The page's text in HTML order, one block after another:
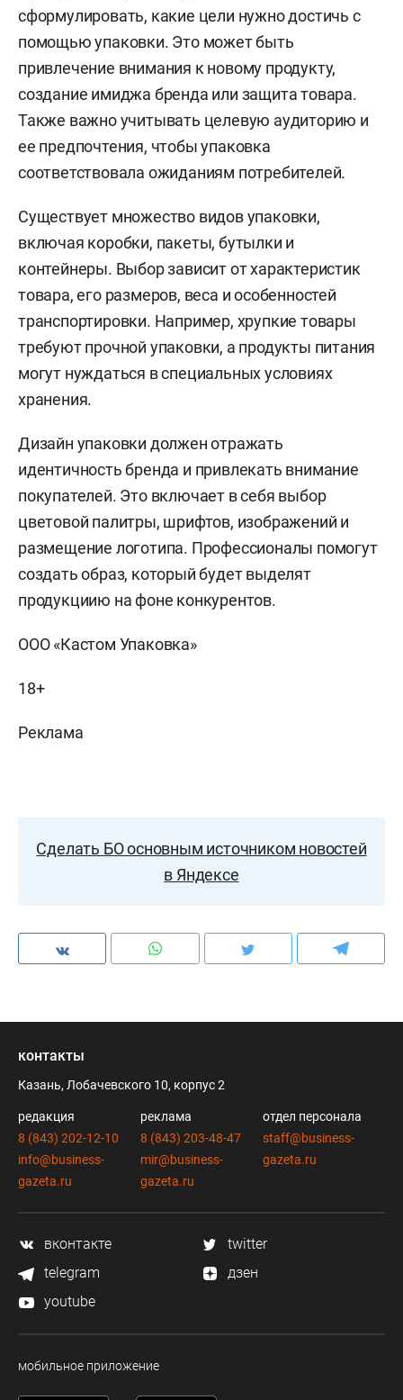
сформулировать, какие цели нужно достичь с
помощью упаковки. Это может быть
привлечение внимания к новому продукту,
создание имиджа бренда или защита товара.
Также важно учитывать целевую аудиторию и
ее предпочтения, чтобы упаковка
соответствовала ожиданиям потребителей.
Существует множество видов упаковки,
включая коробки, пакеты, бутылки и
контейнеры. Выбор зависит от характеристик
товара, его размеров, веса и особенностей
транспортировки. Например, хрупкие товары
требуют прочной упаковки, а продукты питания
могут нуждаться в специальных условиях
хранения.
Дизайн упаковки должен отражать
идентичность бренда и привлекать внимание
покупателей. Это включает в себя выбор
цветовой палитры, шрифтов, изображений и
размещение логотипа. Профессионалы помогут
создать образ, который будет выделят
продукциию на фоне конкурентов.
ООО «Кастом Упаковка»
18+
Реклама
Сделать БО основным источником новостей
в Яндексе
контакты
Казань, Лобачевского 10, корпус 2
редакция
8 (843) 202-12-10
info@business-
gazeta.ru
реклама
8 (843) 203-48-47
mir@business-
gazeta.ru
отдел персонала
staff@business-
gazeta.ru
вконтакте
twitter
telegram
дзен
youtube
мобильное приложение